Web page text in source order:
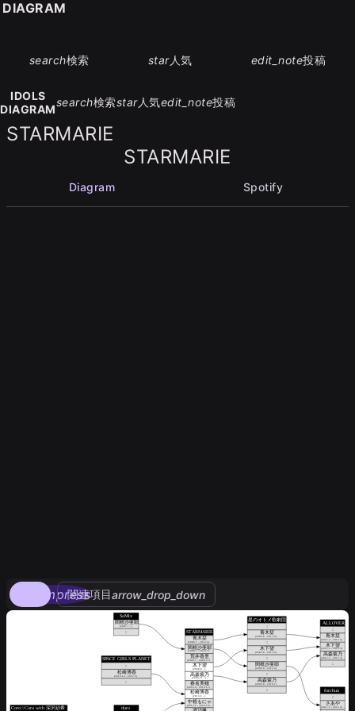
search検索 star人気 edit_note投稿
IDOLS
DIAGRAM
search検索star人気edit_note投稿
STARMARIE
STARMARIE
Diagram Spotify
compress
関連項目arrow_drop_down